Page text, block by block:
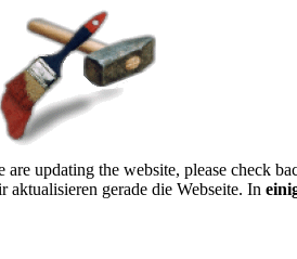
are updating the website, please check
aktualisieren gerade die Webseite. In